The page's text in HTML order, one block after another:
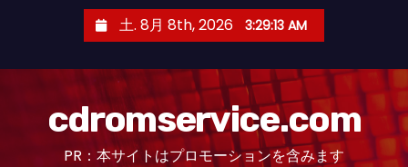
土. 8月 8th, 2026 3:29:14 AM
cdromservice.com
PR：本サイトはプロモーションを含みます